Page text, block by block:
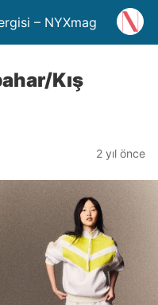
– NYXmag
Kış
2 yıl önce